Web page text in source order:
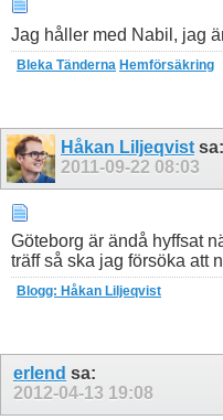
Jag håller med Nabil, jag
Bleka Tänderna Hemförsäkring
Håkan Liljeqvist sa:
2011-09-22 08:03
Göteborg är ändå hyffsat
träff så ska jag försöka att
Blogg: Håkan Liljeqvist
erlend sa:
2012-04-13 19:08